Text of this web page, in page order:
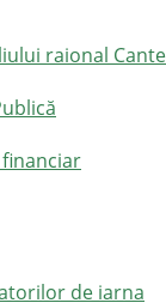
raional
de iarna